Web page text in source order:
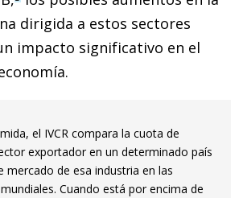
dirigida a estos sectores
impacto significativo en el
el IVCR compara la cuota de
exportador en un determinado país
mercado de esa industria en las
Cuando está por encima de